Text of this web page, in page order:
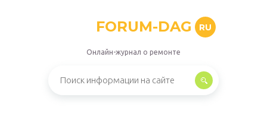
FORUM-DAG RU
Онлайн-журнал о ремонте